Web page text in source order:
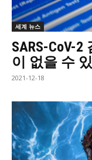
세계 뉴스
SARS-CoV-
이 없을 수
2021-12-18